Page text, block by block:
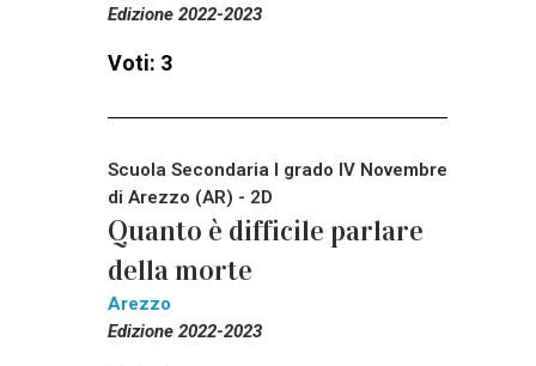
Edizione 2022-2023
Voti: 3
Scuola Secondaria I grado IV Novembre
di Arezzo (AR) - 2D
Quanto è difficile parlare
della morte
Arezzo
Edizione 2022-2023